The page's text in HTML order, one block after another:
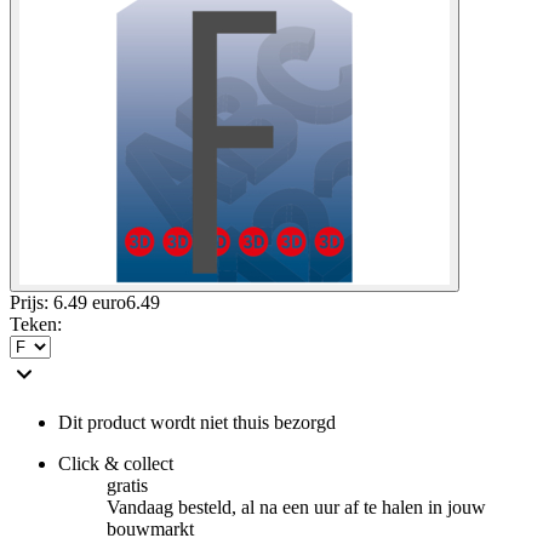
Prijs: 6.49 euro6.49
Teken:
Dit product wordt niet thuis bezorgd
Click & collect
gratis
Vandaag besteld, al na een uur af te halen in jouw
bouwmarkt